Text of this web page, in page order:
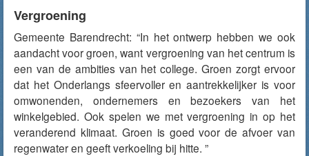
Vergroening
Gemeente Barendrecht: “In het ontwerp hebben we ook
aandacht voor groen, want vergroening van het centrum is
een van de ambities van het college. Groen zorgt ervoor
dat het Onderlangs sfeervoller en aantrekkelijker is voor
omwonenden, ondernemers en bezoekers van het
winkelgebied. Ook spelen we met vergroening in op het
veranderend klimaat. Groen is goed voor de afvoer van
regenwater en geeft verkoeling bij hitte. ”